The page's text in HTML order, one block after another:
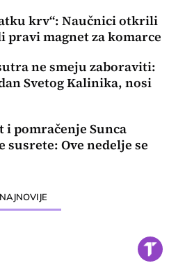
krv“: Naučnici otkrili
pravi magnet za komarce
ne smeju zaboraviti:
Svetog Kalinika, nosi
i pomračenje Sunca
susrete: Ove nedelje se